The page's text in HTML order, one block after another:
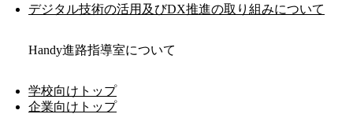
デジタル技術の活用及びDX推進の取り組みについて
Handy進路指導室について
学校向けトップ
企業向けトップ